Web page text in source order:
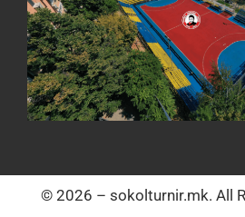
© 2026 – sokolturnir.mk. All